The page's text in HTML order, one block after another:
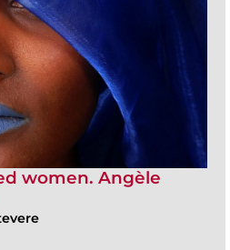
women. Angèle